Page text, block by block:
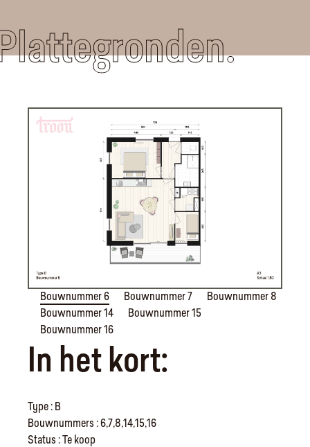
In het kort:
Type : B
Bouwnummers : 6,7,8,14,15,16
Status : Te koop
Bouwnummer 6 Bouwnummer 7
Bouwnummer 8
Bouwnummer 14
Bouwnummer 15
Bouwnummer 16